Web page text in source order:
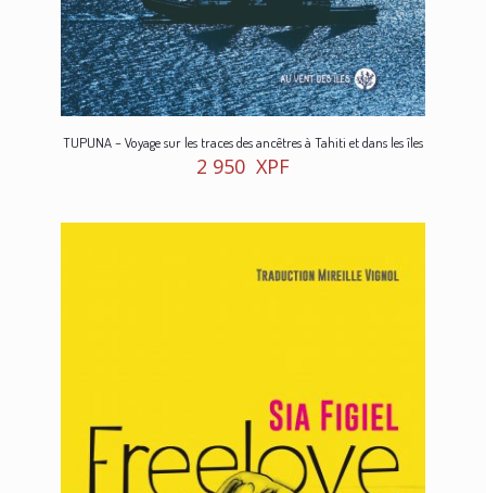
TUPUNA – Voyage sur les traces des ancêtres à Tahiti et dans les îles
2 950 XPF